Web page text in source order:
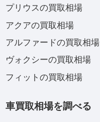
プリウスの買取相場
アクアの買取相場
アルファードの買取相場
ヴォクシーの買取相場
フィットの買取相場
車買取相場を調べる